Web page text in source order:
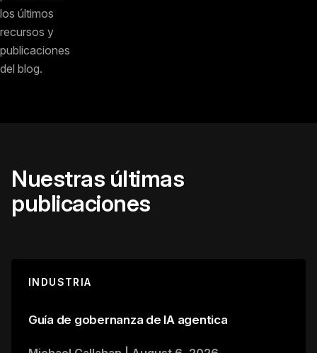
los últimos
recursos y
publicaciones
del blog.
Nuestras últimas
publicaciones
INDUSTRIA
Guía de gobernanza de IA agentica